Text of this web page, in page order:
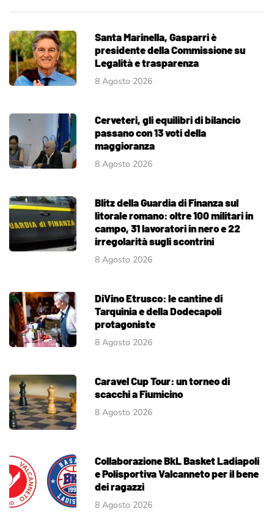
Santa Marinella, Gasparri è
presidente della Commissione su
Legalità e trasparenza
8 Agosto 2026
Cerveteri, gli equilibri di bilancio
passano con 13 voti della
maggioranza
8 Agosto 2026
Blitz della Guardia di Finanza sul
litorale romano: oltre 100 militari in
campo, 31 lavoratori in nero e 22
irregolarità sugli scontrini
8 Agosto 2026
DiVino Etrusco: le cantine di
Tarquinia e della Dodecapoli
protagoniste
8 Agosto 2026
Caravel Cup Tour: un torneo di
scacchi a Fiumicino
8 Agosto 2026
Collaborazione BkL Basket Ladiapoli
e Polisportiva Valcanneto per il bene
dei ragazzi
8 Agosto 2026